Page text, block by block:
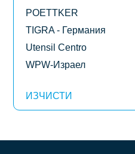
POETTKER
TIGRA - Германия
Utensil Centro
WPW-Израел